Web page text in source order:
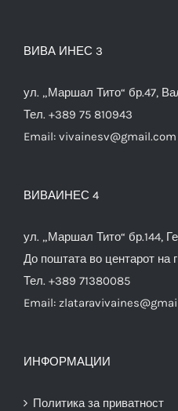
ВИВА ИНЕС 3
ул. „Маршал Тито“ бр.47,
Тел. +389 75 810943
Email: vivainesv@gmail.com
ВИВАИНЕС 4
ул. „Маршал Тито“ бр.144,
До поштата во центарот на
Тел. +389 71380085
Email:
ИНФОРМАЦИИ
Политика за приватност